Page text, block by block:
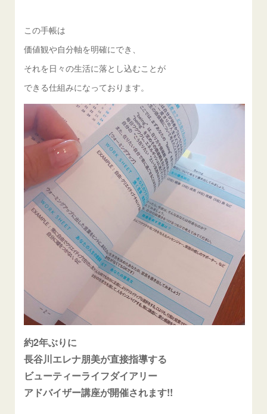
この手帳は
価値観や自分軸を明確にでき、
それを日々の生活に落とし込むことが
できる仕組みになっております。
約2年ぶりに
長谷川エレナ朋美が直接指導する
ビューティーライフダイアリー
アドバイザー講座が開催されます!!